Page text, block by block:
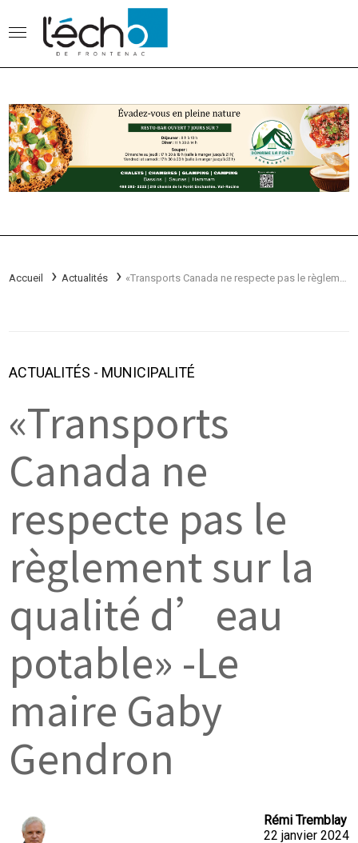
Accueil Actualités
ACTUALITÉS - MUNICIPALITÉ
«Transports
Canada ne
respecte pas le
règlement sur la
qualité d’eau
potable» -Le
maire Gaby
Gendron
Rémi Tremblay
22 janvier 2024